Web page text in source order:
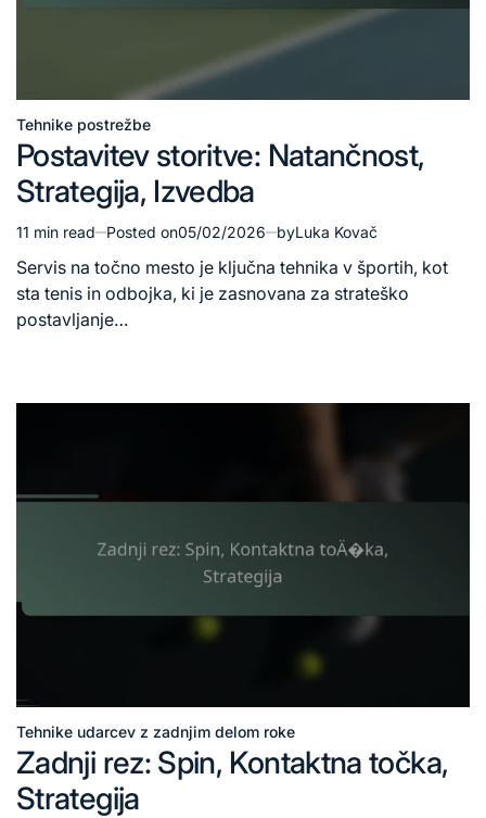
Posted
in
Tehnike postrežbe
Postavitev storitve: Natančnost,
Strategija, Izvedba
Estimated
read
time
11 min read Posted on05/02/2026 byLuka Kovač
Servis na točno mesto je ključna tehnika v športih, kot
sta tenis in odbojka, ki je zasnovana za strateško
postavljanje…
Posted
in
Tehnike udarcev z zadnjim delom roke
Zadnji rez: Spin, Kontaktna točka,
Strategija